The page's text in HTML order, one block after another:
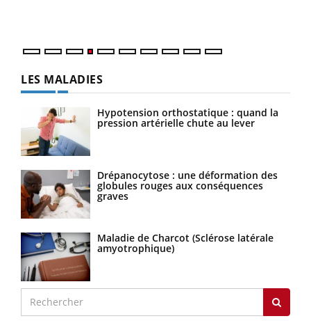
LES MALADIES
Hypotension orthostatique : quand la
pression artérielle chute au lever
Drépanocytose : une déformation des
globules rouges aux conséquences
graves
Maladie de Charcot (Sclérose latérale
amyotrophique)